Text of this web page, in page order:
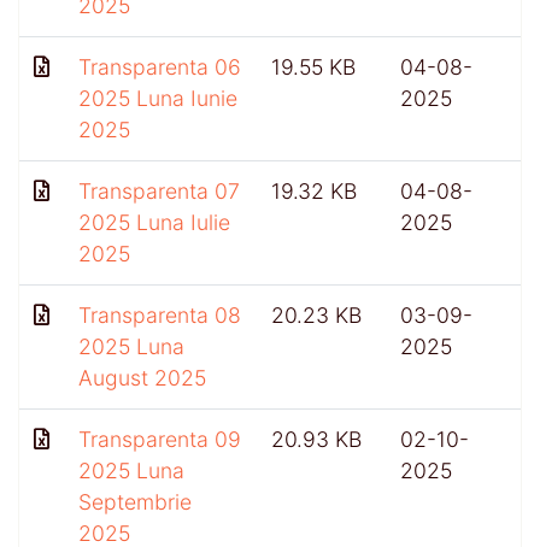
Transparenta 06
2025 Luna Iunie
2025
19.55 KB
04-08-
2025
Transparenta 07
2025 Luna Iulie
2025
19.32 KB
04-08-
2025
Transparenta 08
2025 Luna
August 2025
20.23 KB
03-09-
2025
Transparenta 09
2025 Luna
Septembrie
2025
20.93 KB
02-10-
2025